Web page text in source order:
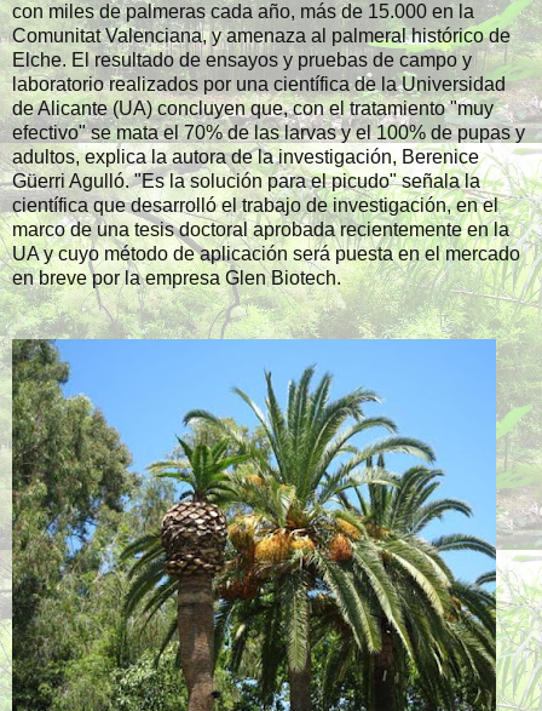
con miles de palmeras cada año, más de 15.000 en la
Comunitat Valenciana, y amenaza al palmeral histórico de
Elche. El resultado de ensayos y pruebas de campo y
laboratorio realizados por una científica de la Universidad
de Alicante (UA) concluyen que, con el tratamiento "muy
efectivo" se mata el 70% de las larvas y el 100% de pupas y
adultos, explica la autora de la investigación, Berenice
Güerri Agulló. "Es la solución para el picudo" señala la
científica que desarrolló el trabajo de investigación, en el
marco de una tesis doctoral aprobada recientemente en la
UA y cuyo método de aplicación será puesta en el mercado
en breve por la empresa Glen Biotech.